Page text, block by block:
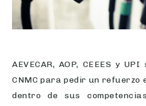
AEVECAR, AOP, CEEES y
CNMC para pedir un refuerzo
dentro de sus